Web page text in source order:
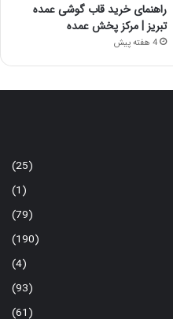
راهنمای خرید قاب گوشی عمده
تبریز | مرکز پخش عمده
4 هفته پیش
(25)
(1)
(79)
(190)
(4)
(93)
(61)